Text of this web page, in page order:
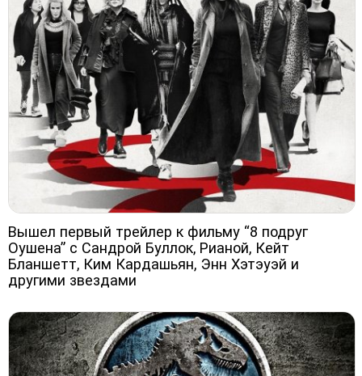
Вышел первый трейлер к фильму “8 подруг
Оушена” с Сандрой Буллок, Рианой, Кейт
Бланшетт, Ким Кардашьян, Энн Хэтэуэй и
другими звездами